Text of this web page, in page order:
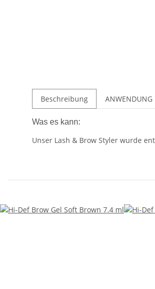
Beschreibung ANWENDUNG
Was es kann:
Unser Lash & Brow Styler wurde